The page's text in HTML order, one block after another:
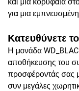
για μια
Κατευθύνετε
Η μονάδα
αποθήκευσης του
προσφέροντάς σας
συν μεγάλες